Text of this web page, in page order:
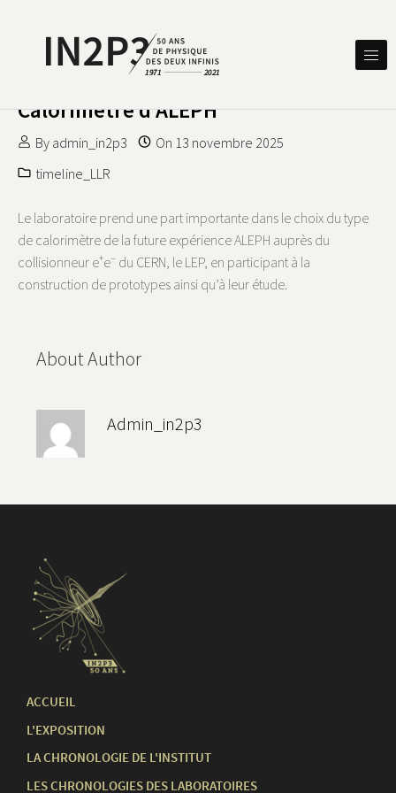
IN2P3 50 ANS DE PHYSIQUE
Calorimètre d’ALEPH
By admin_in2p3 On 13 novembre 2025
timeline_LLR
Le laboratoire prend une part importante dans le choix du type
de calorimètre de la future expérience ALEPH auprès du
collisionneur e+e– du CERN, le LEP, en participant à la
construction de prototypes ainsi qu’à leur étude.
About Author
Admin_in2p3
ACCUEIL
L'EXPOSITION
LA CHRONOLOGIE DE L'INSTITUT
LES CHRONOLOGIES DES LABORATOIRES